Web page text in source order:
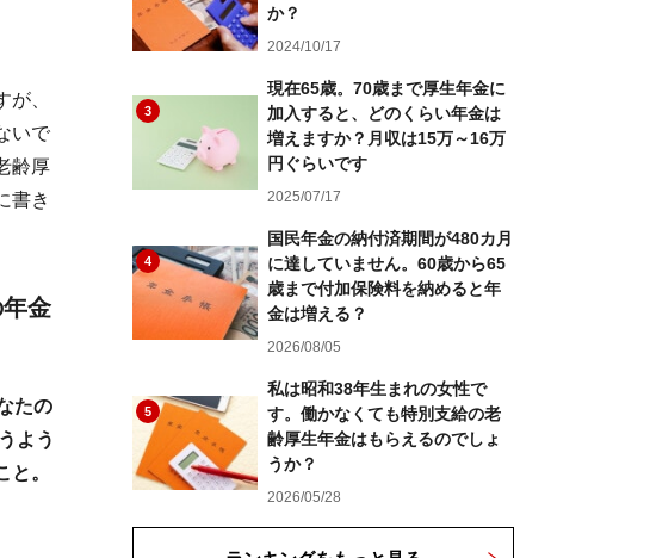
、
いで
齢厚
書き
金
たの
よう
。
か？
2024/10/17
3
現在65歳。70歳まで厚生年金に
加入すると、どのくらい年金は
増えますか？月収は15万～16万
円ぐらいです
2025/07/17
4
国民年金の納付済期間が480カ月
に達していません。60歳から65
歳まで付加保険料を納めると年
金は増える？
2026/08/05
5
私は昭和38年生まれの女性で
す。働かなくても特別支給の老
齢厚生年金はもらえるのでしょ
うか？
2026/05/28